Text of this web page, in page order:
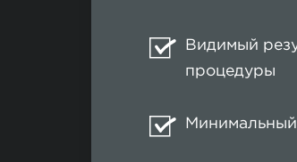
Видимый
процедуры